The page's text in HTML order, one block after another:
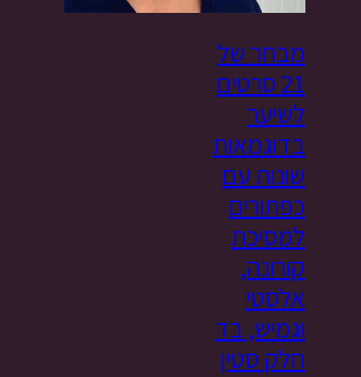
מבחר של
21 סרטים
לשיער
בדוגמאות
שונות עם
כפתורים
למסיכת
קורונה,
אלסטי
וגמיש, בד
חלק סטין